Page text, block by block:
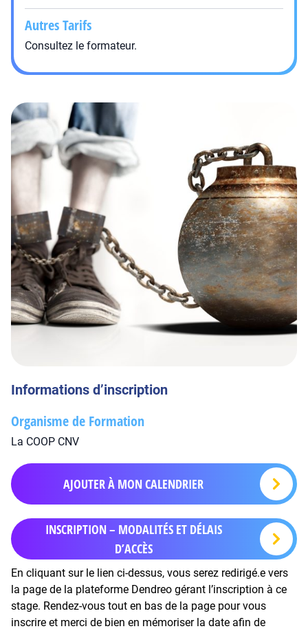
Autres Tarifs
Consultez le formateur.
Informations d’inscription
Organisme de Formation
La COOP CNV
AJOUTER À MON CALENDRIER
INSCRIPTION – MODALITÉS ET DÉLAIS
D’ACCÈS
En cliquant sur le lien ci-dessus, vous serez redirigé.e vers
la page de la plateforme Dendreo gérant l’inscription à ce
stage. Rendez-vous tout en bas de la page pour vous
inscrire et merci de bien en mémoriser la date afin de